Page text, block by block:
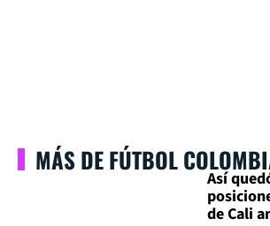
MÁS DE FÚTBOL
Así
de Cali